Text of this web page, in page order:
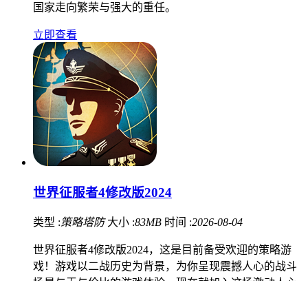
国家走向繁荣与强大的重任。
立即查看
世界征服者4修改版2024
类型 : 策略塔防 大小 :83MB 时间 :2026-08-04
世界征服者4修改版2024，这是目前备受欢迎的策略游
戏！游戏以二战历史为背景，为你呈现震撼人心的战斗